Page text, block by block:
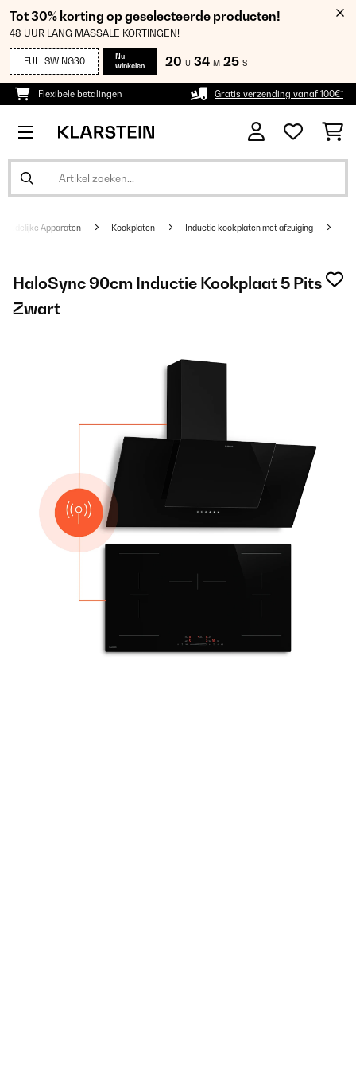
Tot 30% korting op geselecteerde producten!
48 UUR LANG MASSALE KORTINGEN!
FULLSWING30
Nu
winkelen
20 U 34 M 24 S
Flexibele betalingen Gratis verzending vanaf 100€*
Apparaten Kookplaten Inductie kookplaten met afzuiging
HaloSync 90cm Inductie Kookplaat 5 Pits
Zwart